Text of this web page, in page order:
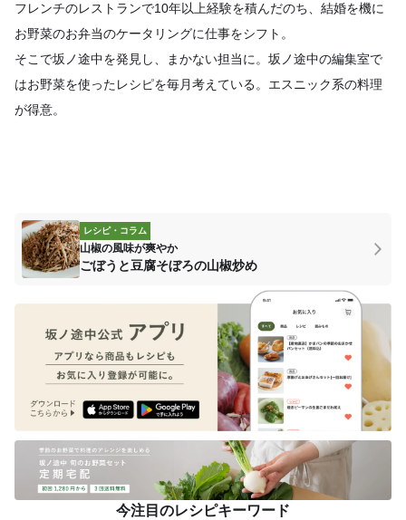
フレンチのレストランで10年以上経験を積んだのち、結婚を機に
お野菜のお弁当のケータリングに仕事をシフト。
そこで坂ノ途中を発見し、まかない担当に。坂ノ途中の編集室で
はお野菜を使ったレシピを毎月考えている。エスニック系の料理
が得意。
レシピ・コラム
山椒の風味が爽やか
ごぼうと豆腐そぼろの山椒炒め
今注目のレシピキーワード